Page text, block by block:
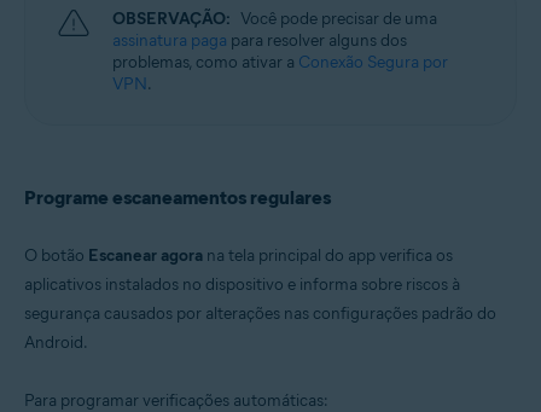
OBSERVAÇÃO: Você pode precisar de uma
assinatura paga para resolver alguns dos
problemas, como ativar a Conexão Segura por
VPN.
Programe escaneamentos regulares
O botão Escanear agora na tela principal do app verifica os
aplicativos instalados no dispositivo e informa sobre riscos à
segurança causados por alterações nas configurações padrão do
Android.
Para programar verificações automáticas: